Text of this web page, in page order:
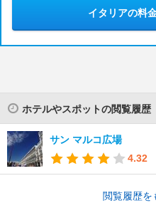
イタリアの料
ホテルやスポットの閲覧履歴
サン マルコ広場
4.32
閲覧履歴を